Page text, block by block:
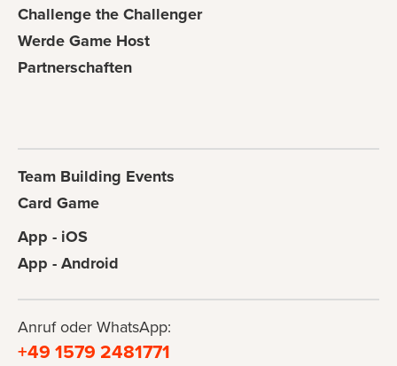
Challenge the Challenger
Werde Game Host
Partnerschaften
Team Building Events
Card Game
App - iOS
App - Android
Anruf oder WhatsApp:
+49 1579 2481771